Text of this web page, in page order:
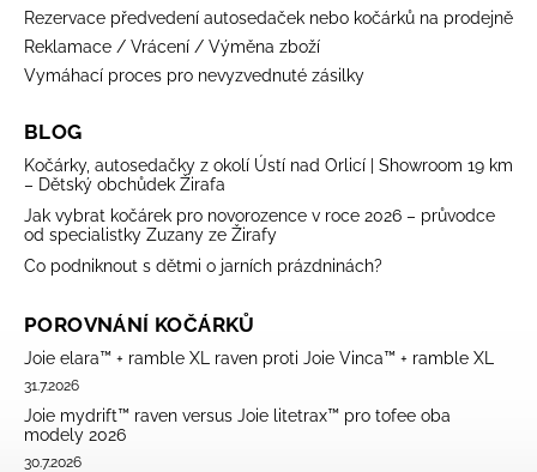
Rezervace předvedení autosedaček nebo kočárků na prodejně
Reklamace / Vrácení / Výměna zboží
Vymáhací proces pro nevyzvednuté zásilky
BLOG
Kočárky, autosedačky z okolí Ústí nad Orlicí | Showroom 19 km
– Dětský obchůdek Žirafa
Jak vybrat kočárek pro novorozence v roce 2026 – průvodce
od specialistky Zuzany ze Žirafy
Co podniknout s dětmi o jarních prázdninách?
POROVNÁNÍ KOČÁRKŮ
Joie elara™ + ramble XL raven proti Joie Vinca™ + ramble XL
31.7.2026
Joie mydrift™ raven versus Joie litetrax™ pro tofee oba
modely 2026
30.7.2026